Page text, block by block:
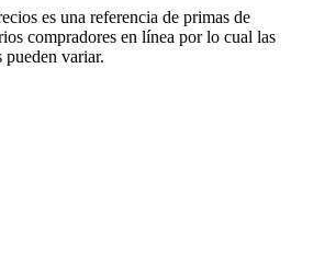
es una referencia de primas de
compradores en línea por lo cual las
pueden variar.